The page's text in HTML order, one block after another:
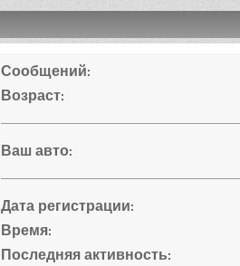
Сообщений:
Возраст:
Ваш авто:
Дата регистрации:
Время:
Последняя активность: